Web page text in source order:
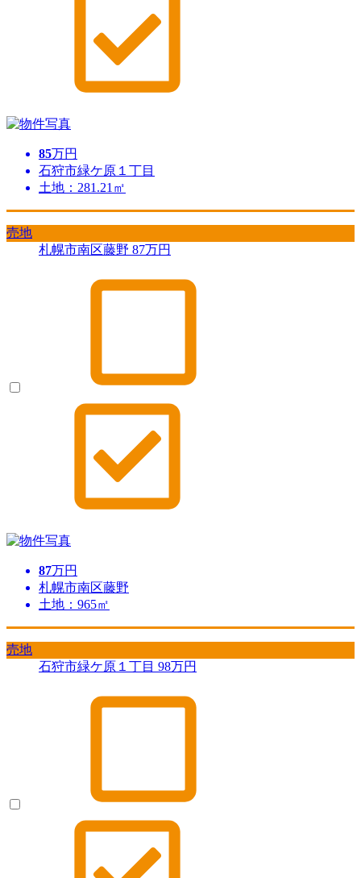
85万円
石狩市緑ケ原１丁目
土地：281.21㎡
売地
札幌市南区藤野 87万円
87万円
札幌市南区藤野
土地：965㎡
売地
石狩市緑ケ原１丁目 98万円